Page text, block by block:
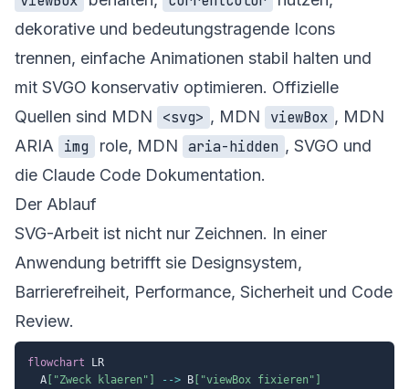
dekorative und bedeutungstragende Icons
trennen, einfache Animationen stabil halten und
mit SVGO konservativ optimieren. Offizielle
Quellen sind MDN <svg> , MDN viewBox , MDN
ARIA
img role, MDN aria-hidden , SVGO und
die Claude Code Dokumentation.
Der Ablauf
SVG-Arbeit ist nicht nur Zeichnen. In einer
Anwendung betrifft sie Designsystem,
Barrierefreiheit, Performance, Sicherheit und Code
Review.
flowchart LR
  A
["Zweck klaeren"] --> B ["viewBox fixieren"]